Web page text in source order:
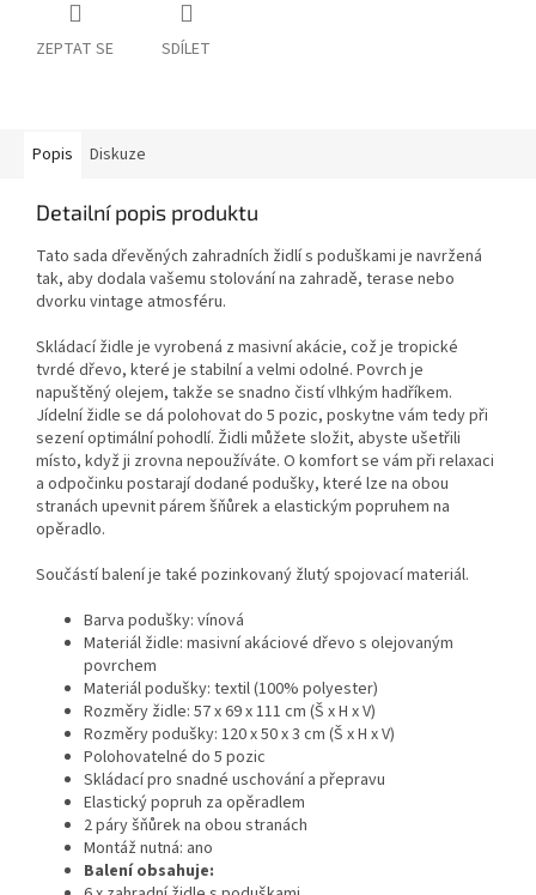
ZEPTAT SE SDÍLET
Popis Diskuze
Detailní popis produktu
Tato sada dřevěných zahradních židlí s poduškami je navržená
tak, aby dodala vašemu stolování na zahradě, terase nebo
dvorku vintage atmosféru.
Skládací židle je vyrobená z masivní akácie, což je tropické
tvrdé dřevo, které je stabilní a velmi odolné. Povrch je
napuštěný olejem, takže se snadno čistí vlhkým hadříkem.
Jídelní židle se dá polohovat do 5 pozic, poskytne vám tedy při
sezení optimální pohodlí. Židli můžete složit, abyste ušetřili
místo, když ji zrovna nepoužíváte. O komfort se vám při relaxaci
a odpočinku postarají dodané podušky, které lze na obou
stranách upevnit párem šňůrek a elastickým popruhem na
opěradlo.
Součástí balení je také pozinkovaný žlutý spojovací materiál.
Barva podušky: vínová
Materiál židle: masivní akáciové dřevo s olejovaným
povrchem
Materiál podušky: textil (100% polyester)
Rozměry židle: 57 x 69 x 111 cm (Š x H x V)
Rozměry podušky: 120 x 50 x 3 cm (Š x H x V)
Polohovatelné do 5 pozic
Skládací pro snadné uschování a přepravu
Elastický popruh za opěradlem
2 páry šňůrek na obou stranách
Montáž nutná: ano
Balení obsahuje: